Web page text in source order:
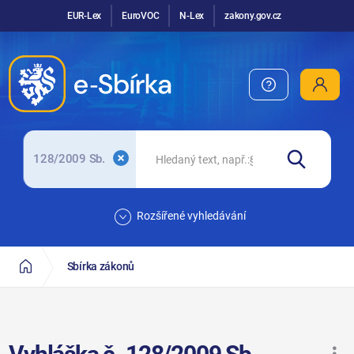
EUR-Lex EuroVOC N-Lex zakony.gov.cz
128/2009 Sb.
Rozšířené vyhledávání
Sbírka zákonů